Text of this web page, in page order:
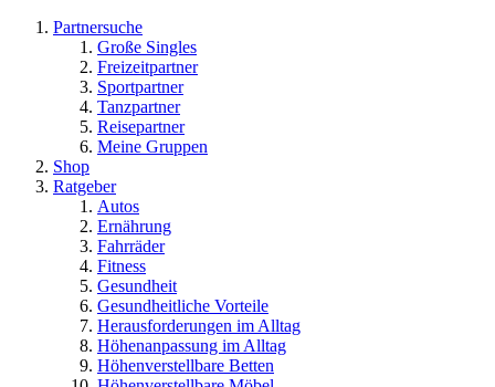
Partnersuche
Große Singles
Freizeitpartner
Sportpartner
Tanzpartner
Reisepartner
Meine Gruppen
Shop
Ratgeber
Autos
Ernährung
Fahrräder
Fitness
Gesundheit
Gesundheitliche Vorteile
Herausforderungen im Alltag
Höhenanpassung im Alltag
Höhenverstellbare Betten